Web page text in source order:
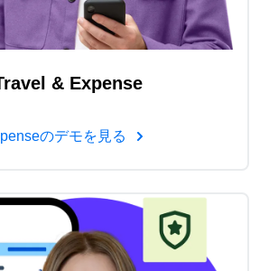
& Expense
のデモを見る